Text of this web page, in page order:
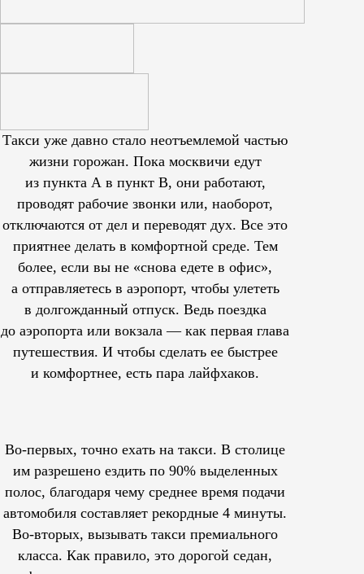
Такси уже давно стало неотъемлемой частью
жизни горожан. Пока москвичи едут
из пункта А в пункт В, они работают,
проводят рабочие звонки или, наоборот,
отключаются от дел и переводят дух. Все это
приятнее делать в комфортной среде. Тем
более, если вы не «снова едете в офис»,
а отправляетесь в аэропорт, чтобы улететь
в долгожданный отпуск. Ведь поездка
до аэропорта или вокзала — как первая глава
путешествия. И чтобы сделать ее быстрее
и комфортнее, есть пара лайфхаков.
Во-первых, точно ехать на такси. В столице
им разрешеноездить по 90% выделенных
полос, благодаря чему среднее время подачи
автомобиля составляет рекордные 4 минуты.
Во-вторых, вызывать такси премиального
класса. Как правило, это дорогой седан,